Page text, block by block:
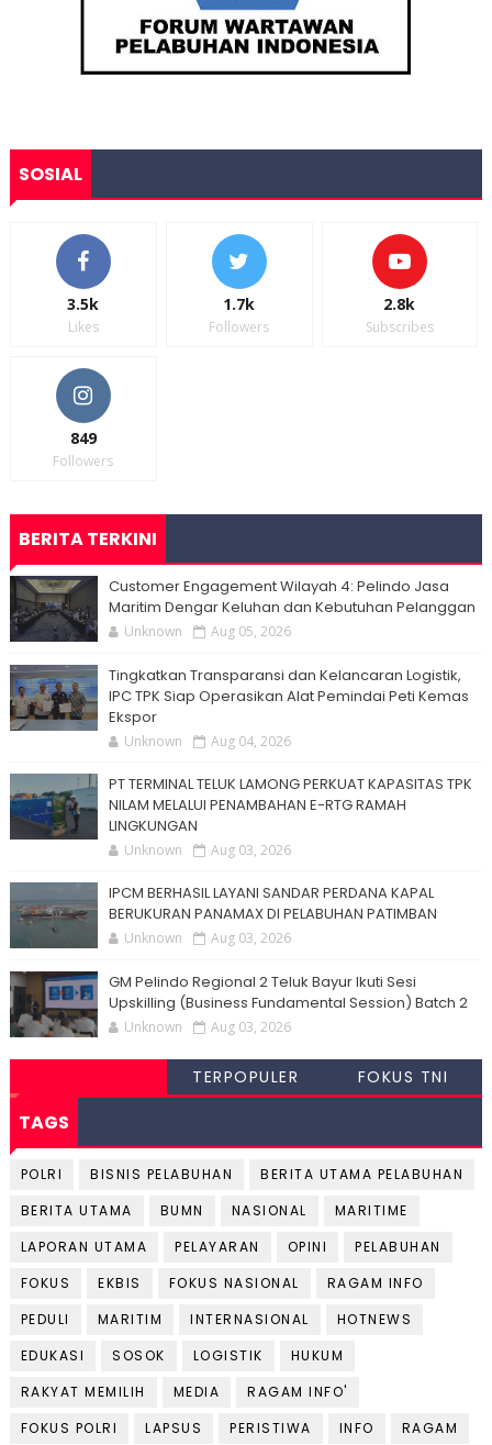
SOSIAL
3.5k
Likes
1.7k
Followers
2.8k
Subscribes
849
Followers
BERITA TERKINI
Customer Engagement Wilayah 4: Pelindo Jasa
Maritim Dengar Keluhan dan Kebutuhan Pelanggan
Unknown Aug 05, 2026
Tingkatkan Transparansi dan Kelancaran Logistik,
IPC TPK Siap Operasikan Alat Pemindai Peti Kemas
Ekspor
Unknown Aug 04, 2026
PT TERMINAL TELUK LAMONG PERKUAT KAPASITAS TPK
NILAM MELALUI PENAMBAHAN E-RTG RAMAH
LINGKUNGAN
Unknown Aug 03, 2026
IPCM BERHASIL LAYANI SANDAR PERDANA KAPAL
BERUKURAN PANAMAX DI PELABUHAN PATIMBAN
Unknown Aug 03, 2026
GM Pelindo Regional 2 Teluk Bayur Ikuti Sesi
Upskilling (Business Fundamental Session) Batch 2
Unknown Aug 03, 2026
TERPOPULER FOKUS TNI
TAGS
POLRI BISNIS PELABUHAN
BERITA UTAMA PELABUHAN
BERITA UTAMA
BUMN NASIONAL
MARITIME
LAPORAN UTAMA
PELAYARAN OPINI
PELABUHAN
FOKUS
EKBIS FOKUS NASIONAL
RAGAM INFO
PEDULI
MARITIM INTERNASIONAL
HOTNEWS
EDUKASI
SOSOK LOGISTIK
HUKUM
RAKYAT MEMILIH
MEDIA
RAGAM INFO'
FOKUS POLRI
LAPSUS PERISTIWA INFO
RAGAM